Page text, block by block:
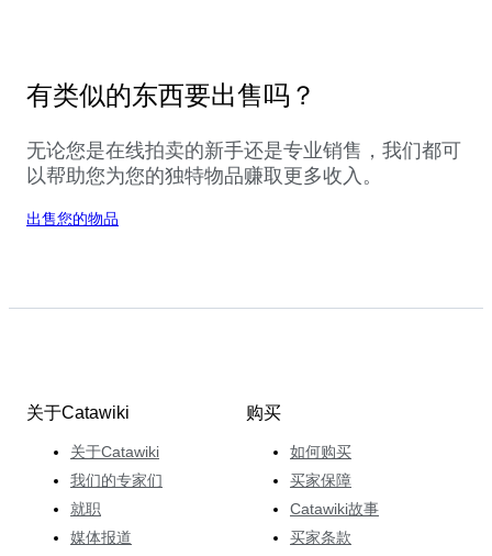
有类似的东西要出售吗？
无论您是在线拍卖的新手还是专业销售，我们都可
以帮助您为您的独特物品赚取更多收入。
出售您的物品
关于Catawiki
关于Catawiki
我们的专家们
就职
媒体报道
购买
如何购买
买家保障
Catawiki故事
买家条款